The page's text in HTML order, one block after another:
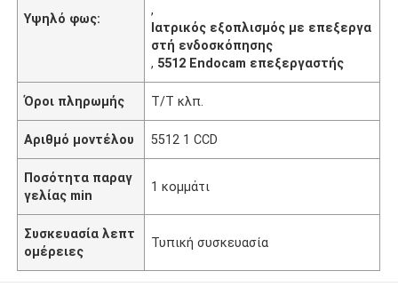
Υψηλό φως:
,
Ιατρικός εξοπλισμός με επεξεργα
στή ενδοσκόπησης
, 5512 Endocam επεξεργαστής
Όροι πληρωμής Τ/Τ κλπ.
Αριθμό μοντέλου 5512 1 CCD
Ποσότητα παραγ
γελίας min
1 κομμάτι
Συσκευασία λεπτ
ομέρειες
Τυπική συσκευασία